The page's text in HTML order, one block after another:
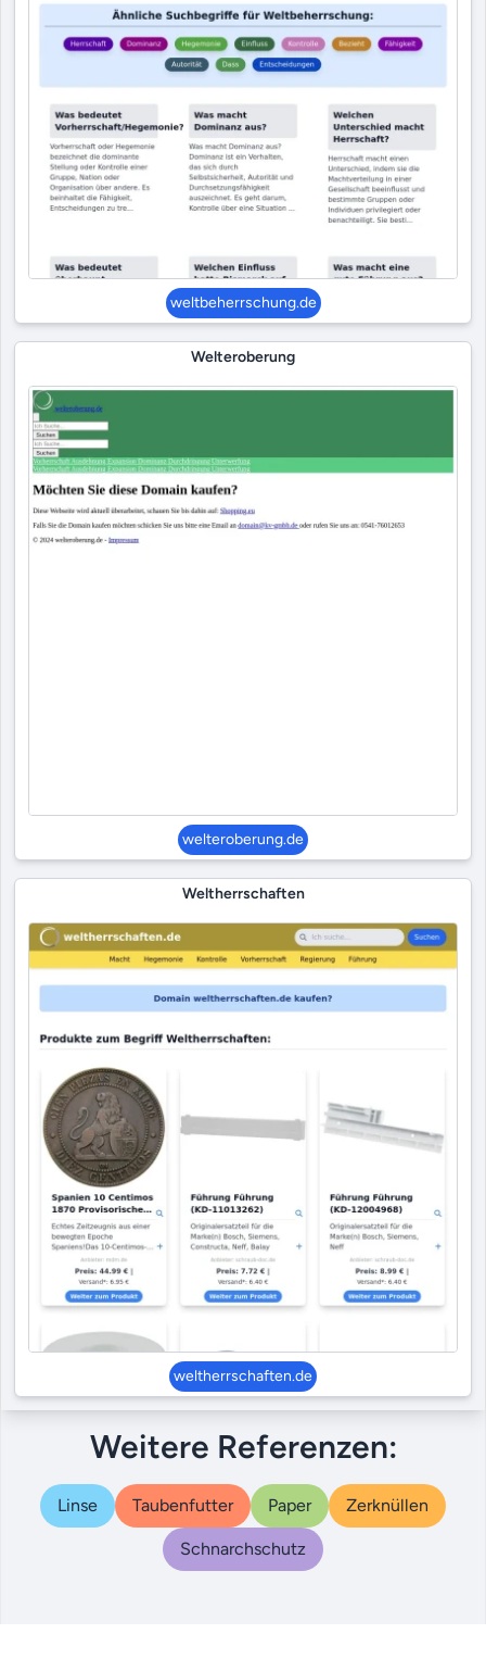
weltbeherrschung.de
Welteroberung
welteroberung.de
Weltherrschaften
weltherrschaften.de
Weitere Referenzen:
Linse Taubenfutter Paper Zerknüllen
Schnarchschutz